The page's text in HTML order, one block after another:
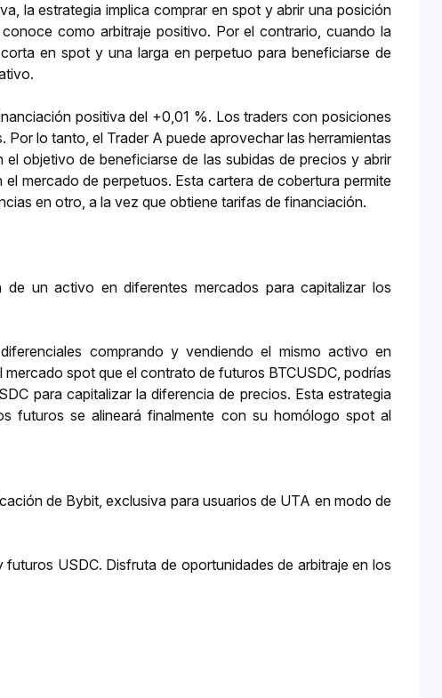
la estrategia implica comprar en spot y abrir una posición
como arbitraje positivo. Por el contrario, cuando la
en spot y una larga en perpetuo para beneficiarse de
positiva del +0,01 %. Los traders con posiciones
lo tanto, el Trader A puede aprovechar las herramientas
objetivo de beneficiarse de las subidas de precios y abrir
mercado de perpetuos. Esta cartera de cobertura permite
en otro, a la vez que obtiene tarifas de financiación.
un activo en diferentes mercados para capitalizar los
comprando y vendiendo el mismo activo en
spot que el contrato de futuros BTCUSDC, podrías
para capitalizar la diferencia de precios. Esta estrategia
futuros se alineará finalmente con su homólogo spot al
de Bybit, exclusiva para usuarios de UTA en modo de
USDC. Disfruta de oportunidades de arbitraje en los